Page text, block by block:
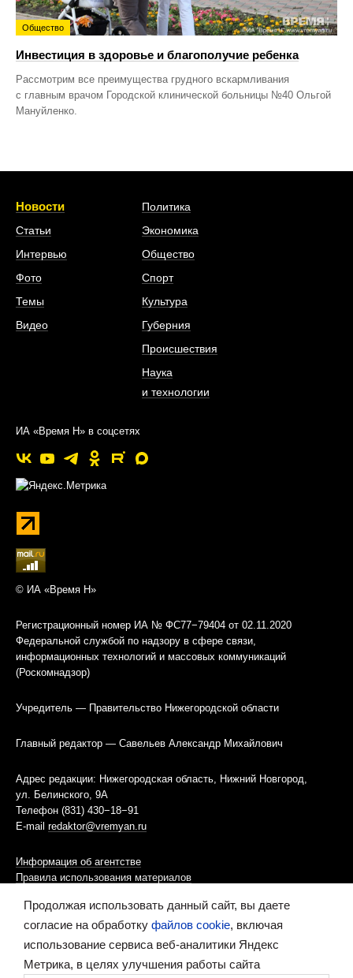
Общество
Инвестиция в здоровье и благополучие ребенка
Рассмотрим все преимущества грудного вскармливания
с главным врачом Городской клинической больницы №40 Ольгой
Мануйленко.
Новости
Статьи
Интервью
Фото
Темы
Видео
Политика
Экономика
Общество
Спорт
Культура
Губерния
Происшествия
Наука
и технологии
ИА «Время Н» в соцсетях
© ИА «Время Н»
Регистрационный номер ИА № ФС77−79404 от 02.11.2020
Федеральной службой по надзору в сфере связи,
информационных технологий и массовых коммуникаций
(Роскомнадзор)
Учредитель — Правительство Нижегородской области
Главный редактор — Савельев Александр Михайлович
Адрес редакции: Нижегородская область, Нижний Новгород,
ул. Белинского, 9А
Телефон (831) 430−18−91
E-mail redaktor@vremyan.ru
Информация об агентстве
Правила использования материалов
Информационная политика использования «cookies»-файлов
Ресурс содержит материалы 16+
Продолжая использовать данный сайт, вы даете
согласие на обработку файлов cookie, включая
использование сервиса веб-аналитики Яндекс
Метрика, в целях улучшения работы сайта